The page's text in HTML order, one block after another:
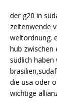
der g20 in
zeitenwende
weltordnung.
hub zwischen
südlich
die usa oder
wichtige